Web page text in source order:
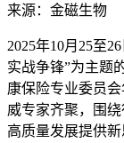
来源：金磁生物
2025年10月25至
实战争锋”为主题
康保险专业委员
威专家齐聚，围
高质量发展提供